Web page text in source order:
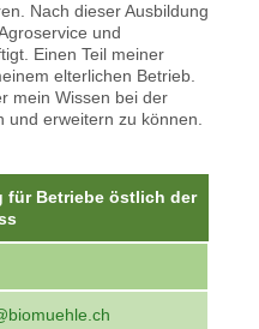
Nach dieser Ausbildung
und
Einen Teil meiner
elterlichen Betrieb.
mein Wissen bei der
erweitern zu können.
für Betriebe östlich der